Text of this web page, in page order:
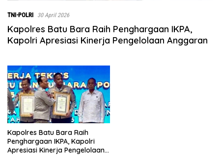
TNI-POLRI 30 April 2026
Kapolres Batu Bara Raih Penghargaan IKPA,
Kapolri Apresiasi Kinerja Pengelolaan Anggaran
Kapolres Batu Bara Raih
Penghargaan IKPA, Kapolri
Apresiasi Kinerja Pengelolaan